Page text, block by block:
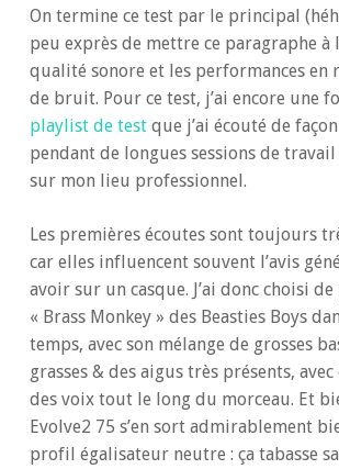
On termine ce test par le principal
peu exprès de mettre ce paragraphe à
qualité sonore et les performances en
de bruit. Pour ce test, j’ai encore une
playlist de testque j’ai écouté de
pendant de longues sessions de
sur mon lieu professionnel.
Les premières écoutes sont toujours
car elles influencent souvent l’avis
avoir sur un casque. J’ai donc choisi
« Brass Monkey » des Beasties Boys
temps, avec son mélange de grosses
grasses & des aigus très présents,
des voix tout le long du morceau. Et
Evolve2 75 s’en sort admirablement
profil égalisateur neutre : ça tabasse